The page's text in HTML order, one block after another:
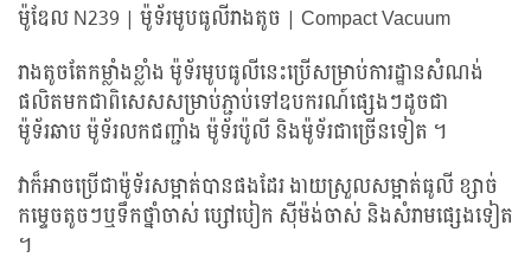
ម៉ូឌែល N239 | ម៉ូទ័រមូបធូលីរាងតូច | Compact Vacuum
រាងតូចតែកម្លាំងខ្លាំង ម៉ូទ័រមូបធូលីនេះប្រើសម្រាប់ការដ្ឋានសំណង់
ផលិតមកជាពិសេសសម្រាប់ភ្ជាប់ទៅឧបករណ៍ផ្សេងៗដូចជា
ម៉ូទ័រឆាប ម៉ូទ័រលកជញ្ជាំង ម៉ូទ័រប៉ូលី និងម៉ូទ័រជាច្រើនទៀត ។
វាក៏អាចប្រើជាម៉ូទ័រសម្អាត់បានផងដែរ ងាយស្រួលសម្អាត់ធូលី ខ្សាច់
កម្ទេចតូចៗឬទឹកថ្នាំចាស់ ប្សៅបៀក ស៊ីម៉ង់ចាស់ និងសំរាមផ្សេងទៀត
។